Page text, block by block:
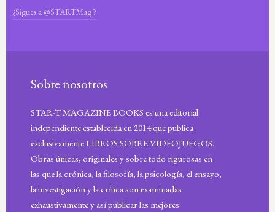
¿Sigues a @STARTMag ?
Sobre nosotros
STAR-T MAGAZINE BOOKS es una editorial
independiente establecida en 2014 que publica
exclusivamente LIBROS SOBRE VIDEOJUEGOS.
Obras únicas, originales y sobre todo rigurosas en
las que la crónica, la filosofía, la psicología, el ensayo,
la investigación y la crítica son examinadas
exhaustivamente y así publicar las mejores